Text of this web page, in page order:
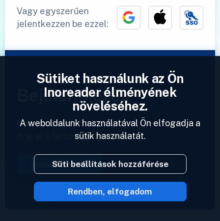
Vagy egyszerűen
jelentkezzen be ezzel:
Bejelentkezés
Már van fiókja? Adjon meg egy profilt és
érje el a hírforrásait azonnal.
Bejelentkezés
2023 © Inoreader
Sütiket használunk az Ön
Inoreader élményének
növeléséhez.
A weboldalunk használatával Ön elfogadja a
sütik használatát.
Süti beállítások hozzáférése
Rendben, elfogadom